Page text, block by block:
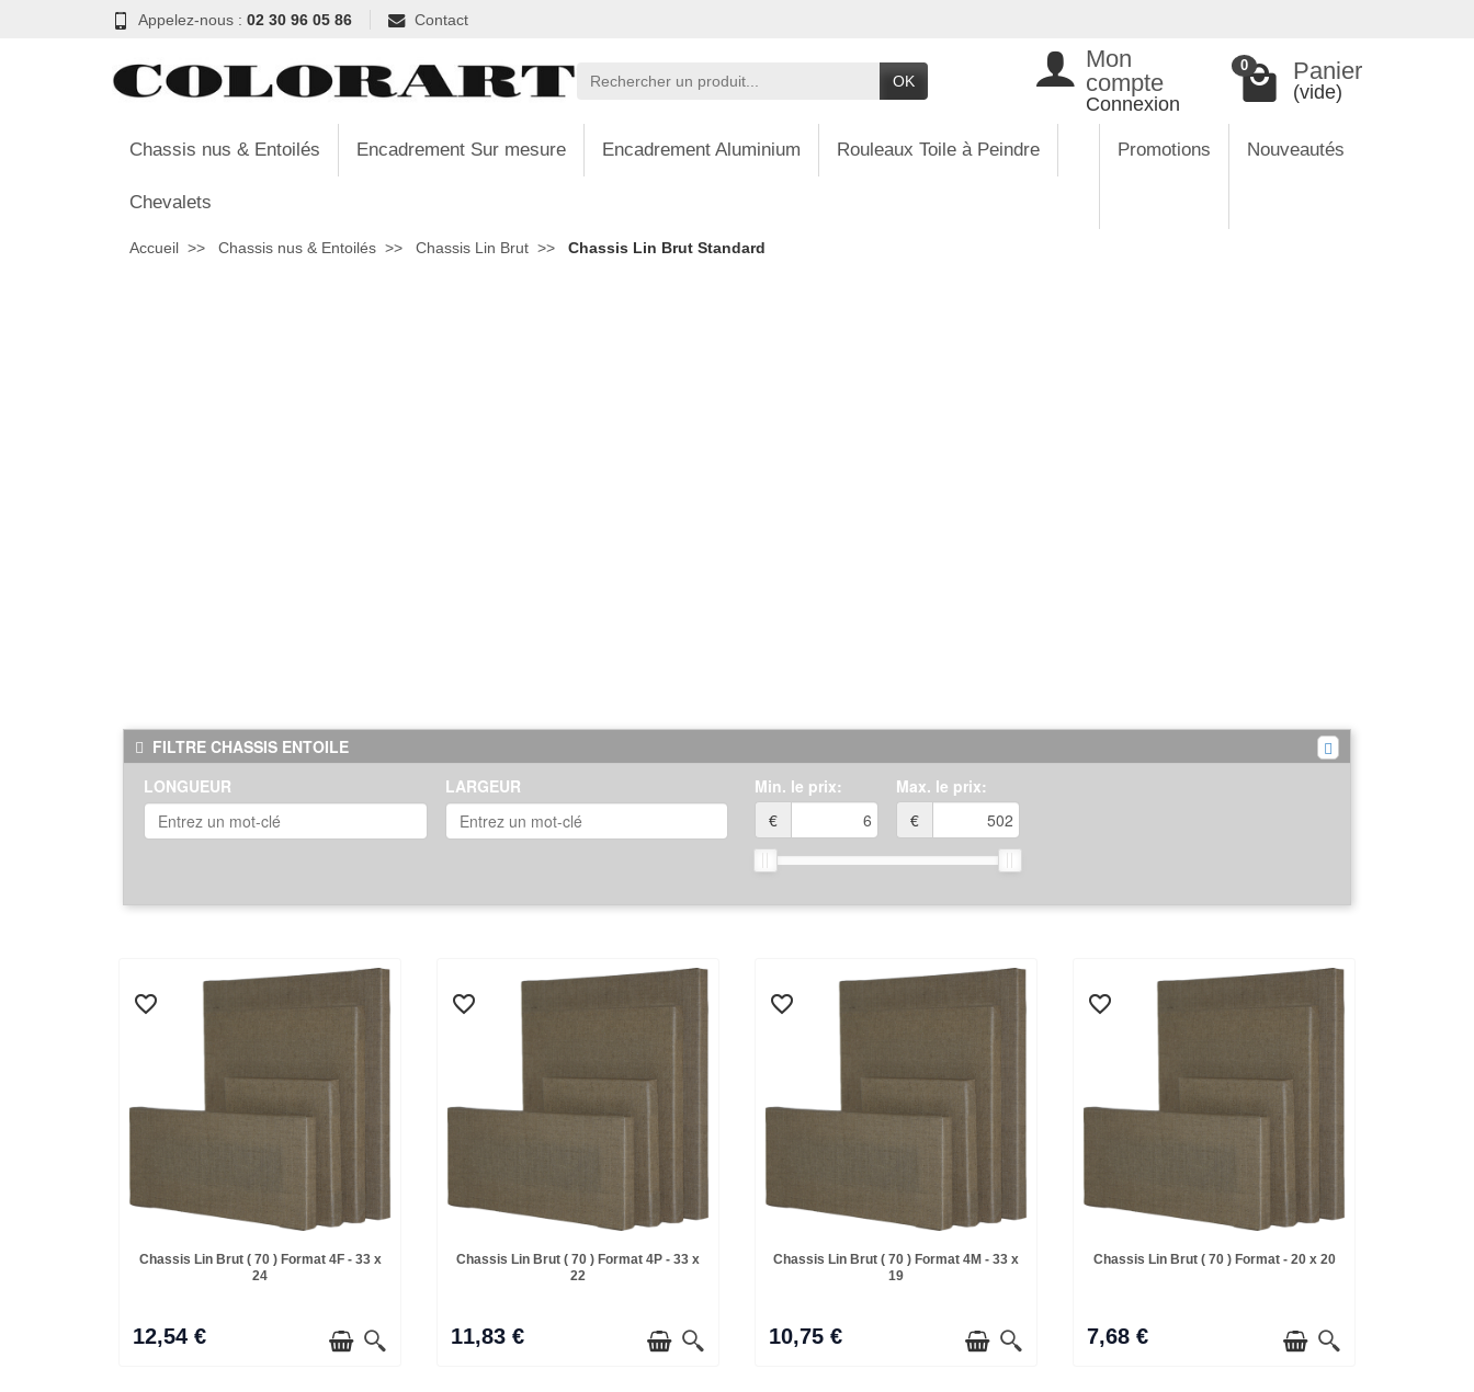
Appelez-nous : 02 30 96 05 86 Contact
OK
Mon
compte
Connexion
0 Panier
(vide)
Chassis nus & Entoilés Encadrement Sur mesure Encadrement Aluminium Rouleaux Toile à Peindre
Chevalets
Promotions Nouveautés
Accueil Chassis nus & Entoilés Chassis Lin Brut Chassis Lin Brut Standard
FILTRE CHASSIS ENTOILE
LONGUEUR
LARGEUR
Min. le prix:
€
Max. le prix:
€
favorite_border
favorite_border
Chassis Lin Brut ( 70 ) Format 4F - 33 x
24
12,54 €
favorite_border
favorite_border
Chassis Lin Brut ( 70 ) Format 4P - 33 x
22
11,83 €
favorite_border
favorite_border
Chassis Lin Brut ( 70 ) Format 4M - 33 x
19
10,75 €
favorite_border
favorite_border
Chassis Lin Brut ( 70 ) Format - 20 x 20
7,68 €